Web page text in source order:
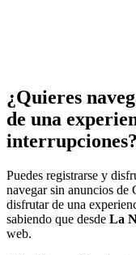
¿Quieres
de una
interrupciones?
Puedes registrarse y
navegar sin anuncios de
disfrutar de una
sabiendo que desde La
web.